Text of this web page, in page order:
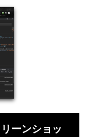
ーンショッ